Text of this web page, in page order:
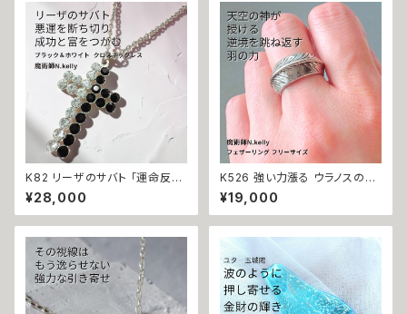
お守り 潜在能力開花 祈祷 沖縄
海 エネルギー ユタ ネイチャー
パワー ちゅら
K82 リーザのサバト 「運命反転
のクロス」悪運を断ち切り成功
と富をつかむ 金運上昇 キャリア
アップ マチュラダイヤモンド ク
十字架 魔術 白魔術 運気アップ
おまもり おまじない 魔術 本物
強力 白魔術 占い 願いが叶う
¥28,000
K526 強い力漲る ウラノスの魔
術 幸運昇天 フェザーリング フ
リーサイズ 魔術師 N.Kelly 羽
根 モテる 引き寄せ 金運 財運
成就 パワーストーン アクセサリ
ー おまじない 占い 成功運 仕事
運 対人運 幸運 feather
¥19,000